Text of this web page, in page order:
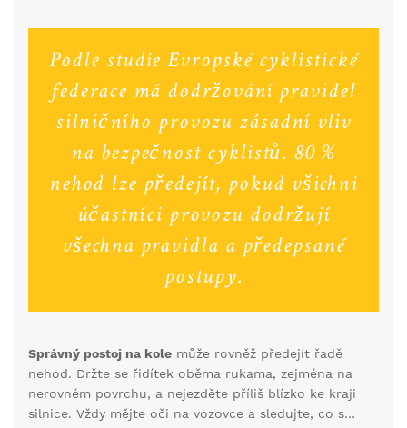
buďte extrémně pozorní, protože nehody bývají
často způsobeny nepředvídatelným chováním
ostatních řidičů. Rychlé a náhlé změny směru jízdy
mohou být nebezpečné jak pro vás, tak pro ostatní
účastníky provozu.
Podle studie Evropské cyklistické
federace má dodržování pravidel
silničního provozu zásadní vliv
na bezpečnost cyklistů. 80 %
nehod lze předejít, pokud všichni
účastníci provozu dodržují
všechna pravidla a předepsané
postupy.
Správný postoj na kole může rovněž předejít řadě
nehod. Držte se řidítek oběma rukama, zejména na
nerovném povrchu, a nejezděte příliš blízko ke kraji
silnice. Vždy mějte oči na vozovce a sledujte, co se